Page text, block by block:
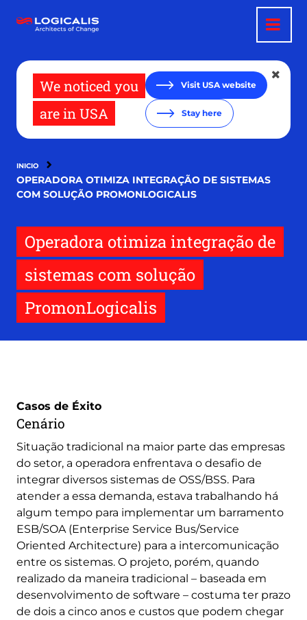
contenido
We noticed you
are in USA
Visit USA website
Stay here
INICIO
OPERADORA OTIMIZA INTEGRAÇÃO DE SISTEMAS
COM SOLUÇÃO PROMONLOGICALIS
Operadora otimiza integração de
sistemas com solução
PromonLogicalis
Casos de Éxito
Cenário
Situação tradicional na maior parte das empresas
do setor, a operadora enfrentava o desafio de
integrar diversos sistemas de OSS/BSS. Para
atender a essa demanda, estava trabalhando há
algum tempo para implementar um barramento
ESB/SOA (Enterprise Service Bus/Service
Oriented Architecture) para a intercomunicação
entre os sistemas. O projeto, porém, quando
realizado da maneira tradicional – baseada em
desenvolvimento de software – costuma ter prazo
de dois a cinco anos e custos que podem chegar